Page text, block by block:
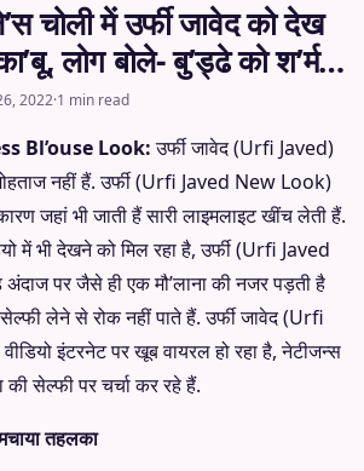
चोली में उर्फी जावेद को देख
लोग बोले- बु’ड्ढे को श’र्म…
2022·1 min read
Bl’ouse Look:उर्फी जावेद (Urfi Javed)
नहीं हैं. उर्फी (Urfi Javed New Look)
जहां भी जाती हैं सारी लाइमलाइट खींच लेती हैं.
में भी देखने को मिल रहा है, उर्फी (Urfi Javed
पर जैसे ही एक मौ’लाना की नजर पड़ती है
लेने से रोक नहीं पाते हैं. उर्फी जावेद (Urfi
इंटरनेट पर खूब वायरल हो रहा है, नेटीजन्स
सेल्फी पर चर्चा कर रहे हैं.
तहलका